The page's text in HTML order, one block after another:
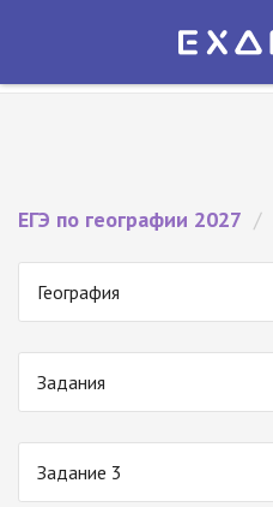
Экзамер — ЕГЭ 2027
ЕГЭ по географии 2027 /
География
Задания
Задание 3